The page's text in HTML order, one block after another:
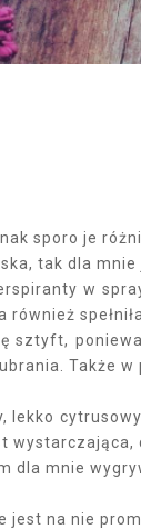
sporo je
tak dla mnie
w
również
sztyft,
Także
lekko
wystarczająca,
dla mnie
jest na nie